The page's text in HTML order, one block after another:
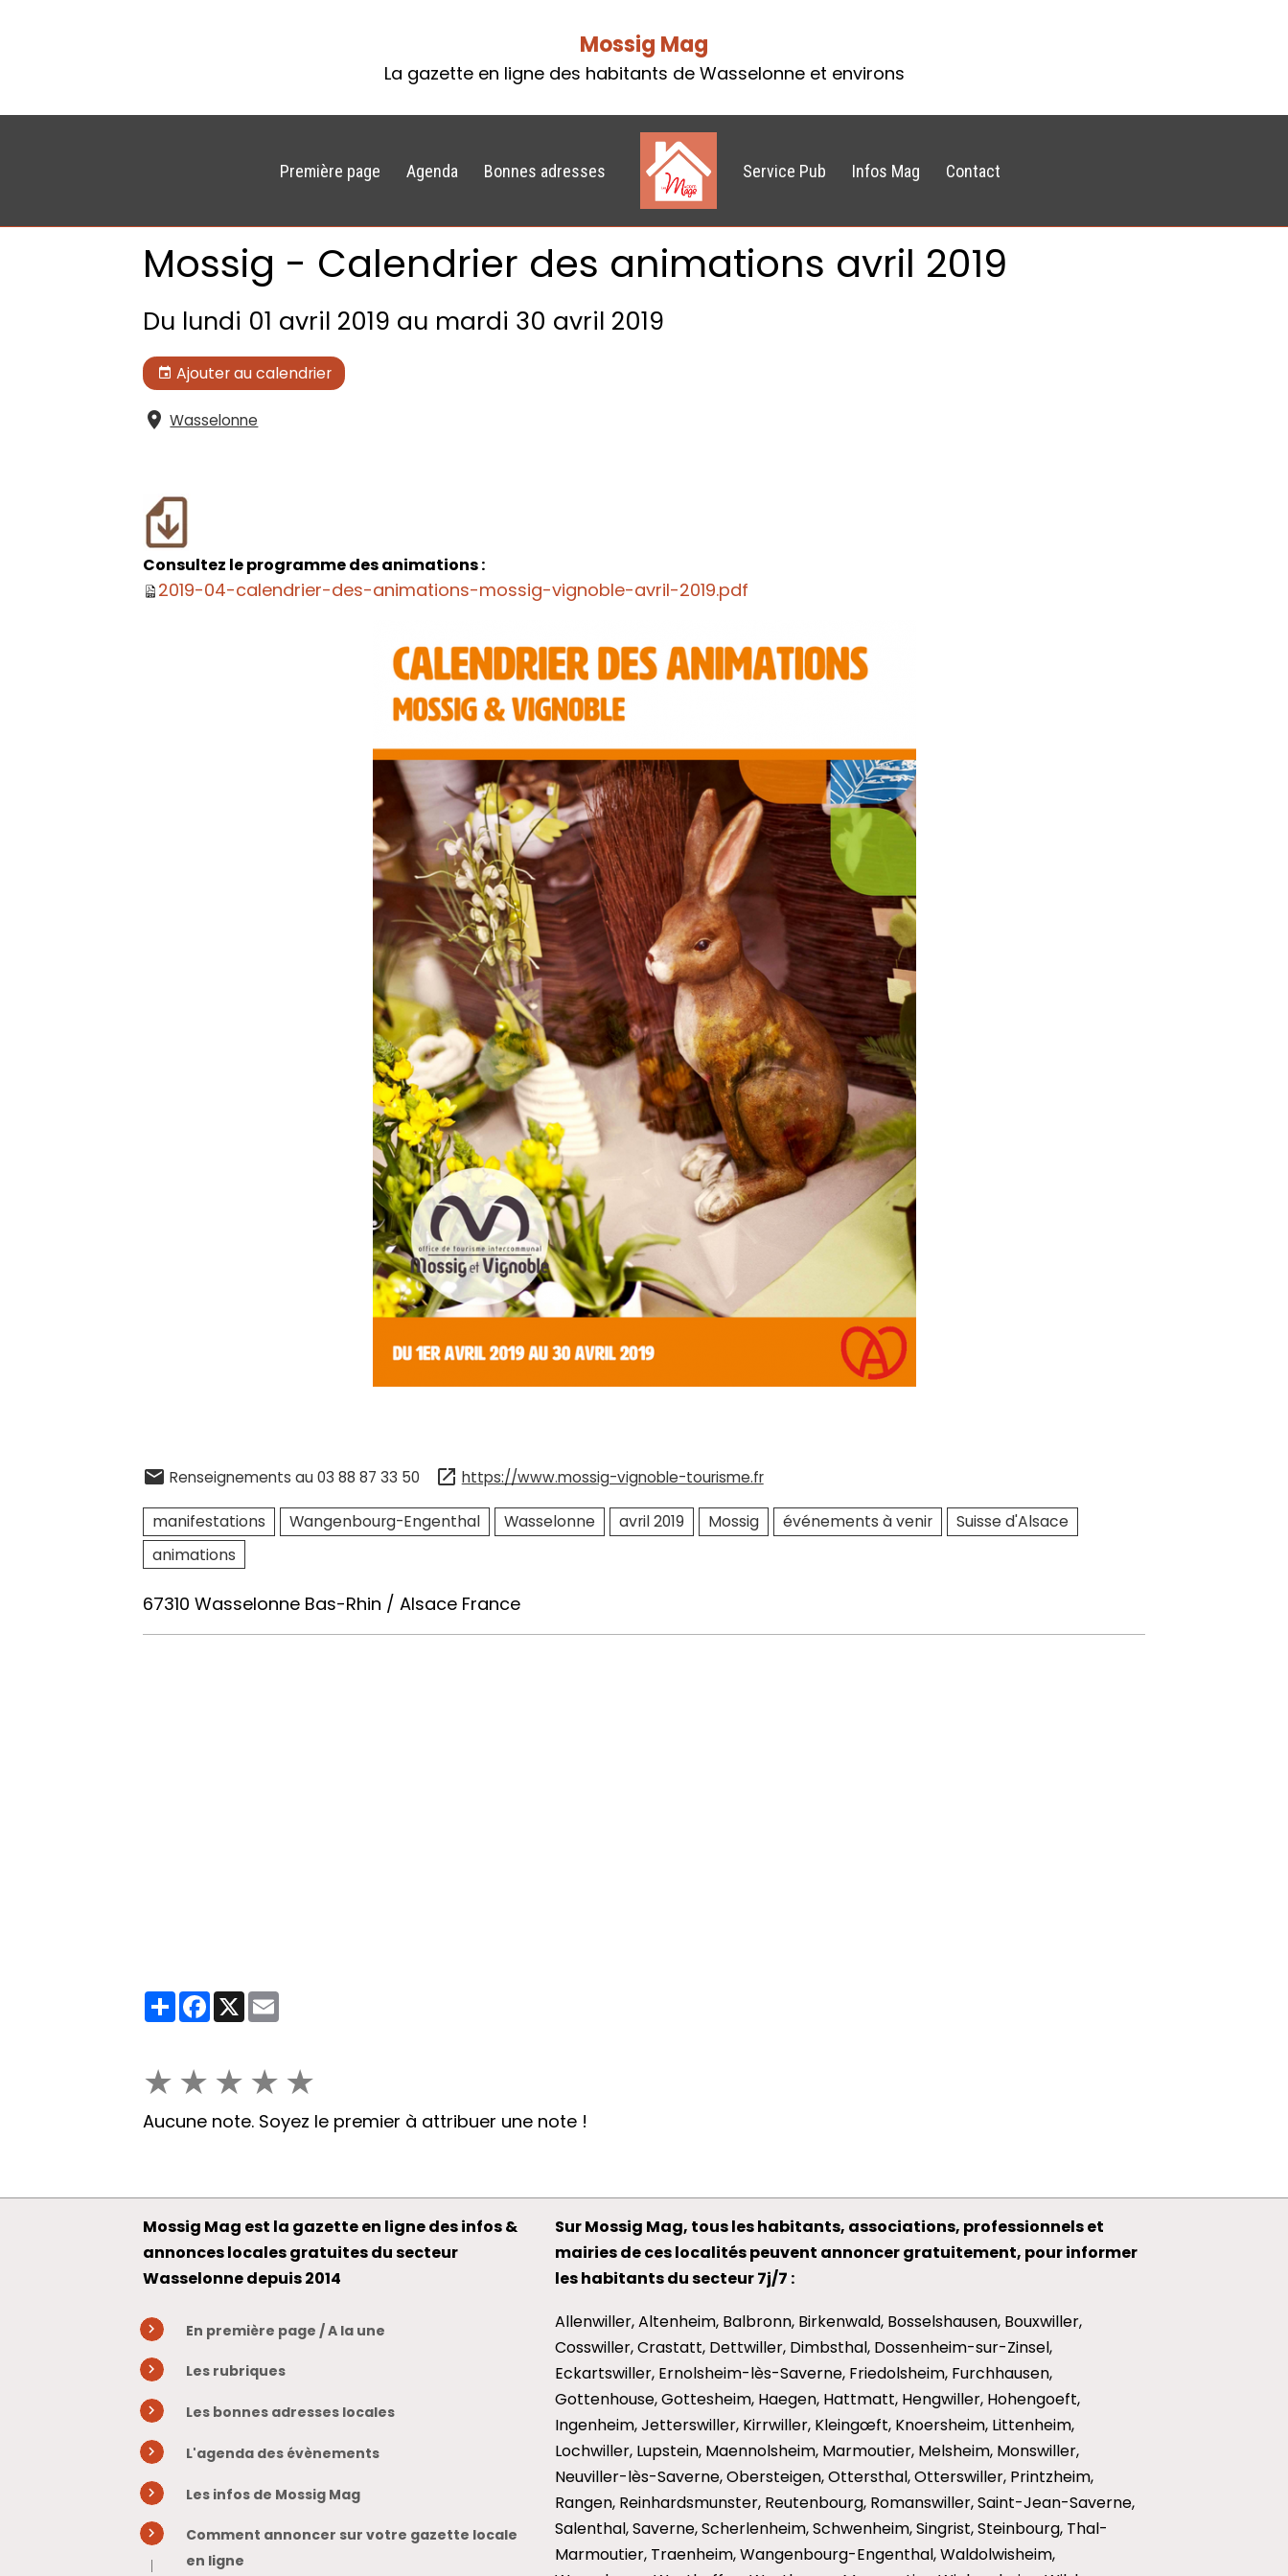
Mossig Mag
La gazette en ligne des habitants de Wasselonne et environs
Première page Agenda Bonnes adresses Service Pub Infos Mag Contact
Mossig - Calendrier des animations avril 2019
Du lundi 01 avril 2019 au mardi 30 avril 2019
Ajouter au calendrier
Wasselonne
Consultez le programme des animations :
2019-04-calendrier-des-animations-mossig-vignoble-avril-2019.pdf
Renseignements au 03 88 87 33 50 https://www.mossig-vignoble-tourisme.fr
manifestations Wangenbourg-Engenthal Wasselonne avril 2019 Mossig événements à venir
Suisse d'Alsace
animations
67310 Wasselonne Bas-Rhin / Alsace France
Partager
Facebook
X
★★★★★
Aucune note. Soyez le premier à attribuer une note !
Mossig Mag est la gazette en ligne des infos &
annonces locales gratuites du secteur
Wasselonne depuis 2014
En première page / A la une
Les rubriques
Les bonnes adresses locales
L'agenda des évènements
Les infos de Mossig Mag
Comment annoncer sur votre gazette locale
en ligne
Sur Mossig Mag, tous les habitants, associations, professionnels et
mairies de ces localités peuvent annoncer gratuitement, pour informer
les habitants du secteur 7j/7 :
Allenwiller, Altenheim, Balbronn, Birkenwald, Bosselshausen, Bouxwiller,
Cosswiller, Crastatt, Dettwiller, Dimbsthal, Dossenheim-sur-Zinsel,
Eckartswiller, Ernolsheim-lès-Saverne, Friedolsheim, Furchhausen,
Gottenhouse, Gottesheim, Haegen, Hattmatt, Hengwiller, Hohengoeft,
Ingenheim, Jetterswiller, Kirrwiller, Kleingœft, Knoersheim, Littenheim,
Lochwiller, Lupstein, Maennolsheim, Marmoutier, Melsheim, Monswiller,
Neuviller-lès-Saverne, Obersteigen, Ottersthal, Otterswiller, Printzheim,
Rangen, Reinhardsmunster, Reutenbourg, Romanswiller, Saint-Jean-Saverne,
Salenthal, Saverne, Scherlenheim, Schwenheim, Singrist, Steinbourg, Thal-
Marmoutier, Traenheim, Wangenbourg-Engenthal, Waldolwisheim,